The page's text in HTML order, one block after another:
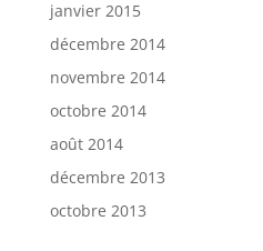
janvier 2015
décembre 2014
novembre 2014
octobre 2014
août 2014
décembre 2013
octobre 2013